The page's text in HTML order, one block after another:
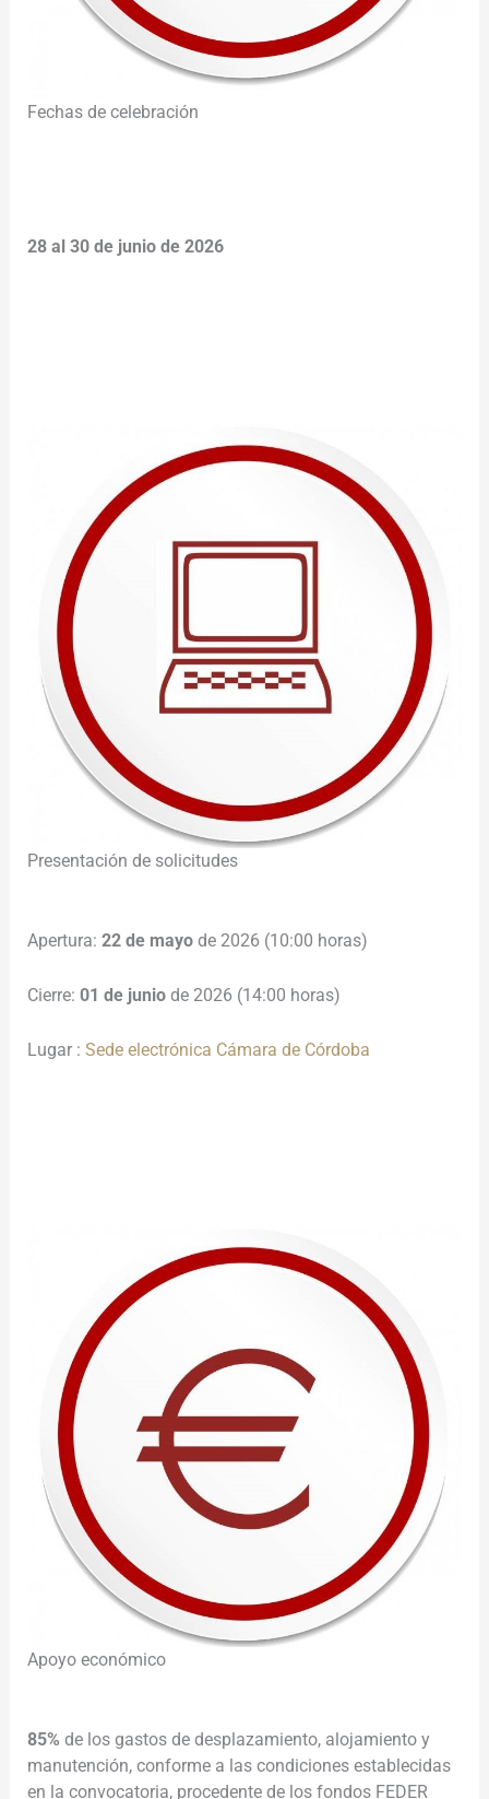
Fechas de celebración
28 al 30 de junio de 2026
Presentación de solicitudes
Apertura: 22 de mayode 2026 (10:00 horas)
Cierre: 01 de juniode 2026 (14:00 horas)
Lugar : Sede electrónica Cámara de Córdoba
Apoyo económico
85% de los gastos de desplazamiento, alojamiento y
manutención, conforme a las condiciones establecidas
en la convocatoria, procedente de los fondos FEDER